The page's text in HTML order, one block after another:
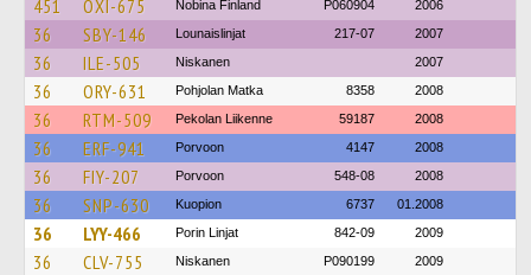
451 OXI-675 Nobina Finland P060904 2006
36 SBY-146 Lounaislinjat 217-07 2007
36 ILE-505 Niskanen 2007
36 ORY-631 Pohjolan Matka 8358 2008
36 RTM-509 Pekolan Liikenne 59187 2008
36 ERF-941 Porvoon 4147 2008
36 FIY-207 Porvoon 548-08 2008
36 SNP-630 Kuopion 6737 01.2008
36 LYY-466 Porin Linjat 842-09 2009
36 CLV-755 Niskanen P090199 2009